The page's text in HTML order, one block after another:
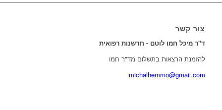
צור קשר
ד"ר מיכל חמו לוטם - חדשנות רפואית
להזמנת הרצאות בתשלום מד"ר חמו
michalhemmo@gmail.com